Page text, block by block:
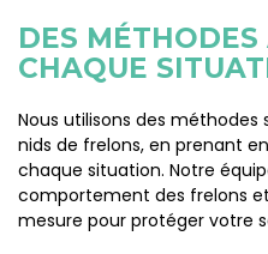
DES
CHAQUE
Nous utilisons des
nids de frelons, en prenant
chaque situation. Notre
comportement des frelons
mesure pour protéger votre